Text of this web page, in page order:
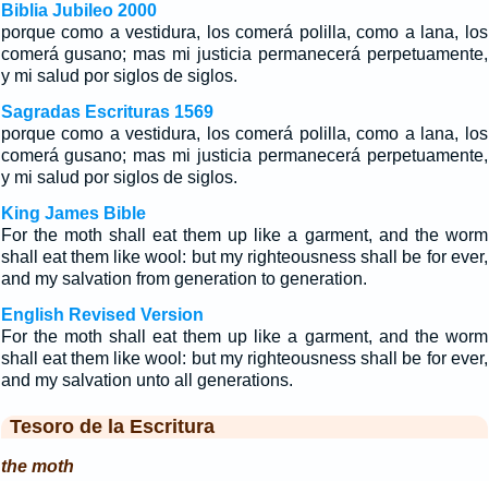
Biblia Jubileo 2000
porque como a vestidura, los comerá polilla, como a lana, los
comerá gusano; mas mi justicia permanecerá perpetuamente,
y mi salud por siglos de siglos.
Sagradas Escrituras 1569
porque como a vestidura, los comerá polilla, como a lana, los
comerá gusano; mas mi justicia permanecerá perpetuamente,
y mi salud por siglos de siglos.
King James Bible
For the moth shall eat them up like a garment, and the worm
shall eat them like wool: but my righteousness shall be for ever,
and my salvation from generation to generation.
English Revised Version
For the moth shall eat them up like a garment, and the worm
shall eat them like wool: but my righteousness shall be for ever,
and my salvation unto all generations.
Tesoro de la Escritura
the moth